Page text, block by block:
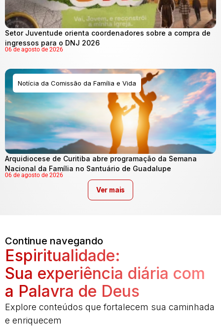
Setor Juventude orienta coordenadores sobre a compra de
ingressos para o DNJ 2026
06 de agosto de 2026
Notícia da Comissão da Família e Vida
Arquidiocese de Curitiba abre programação da Semana
Nacional da Família no Santuário de Guadalupe
06 de agosto de 2026
Ver mais
Continue navegando
Espiritualidade:
Sua experiência diária com
a Palavra de Deus
Explore conteúdos que fortalecem sua caminhada
e enriquecem